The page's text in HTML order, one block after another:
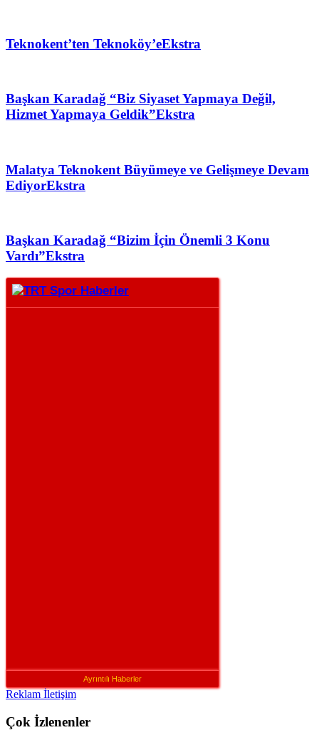
Teknokent’ten Teknoköy’eEkstra
Başkan Karadağ “Biz Siyaset Yapmaya Değil,
Hizmet Yapmaya Geldik”Ekstra
Malatya Teknokent Büyümeye ve Gelişmeye Devam
EdiyorEkstra
Başkan Karadağ “Bizim İçin Önemli 3 Konu
Vardı”Ekstra
Ayrıntılı Haberler
Reklam İletişim
Çok İzlenenler